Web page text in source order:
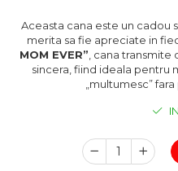
Aceasta cana este un cadou
merita sa fie apreciate in
MOM EVER” , cana
sincera, fiind ideala pentru
„multumesc”